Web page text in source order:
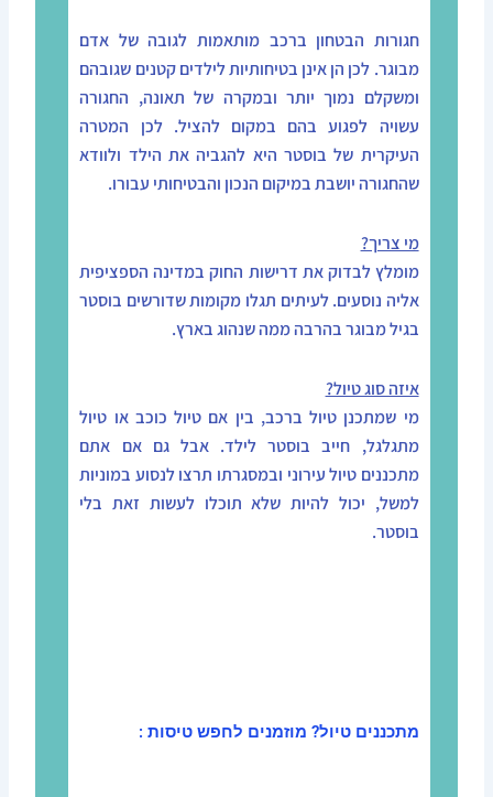
חגורות הבטחון ברכב מותאמות לגובה של אדם
מבוגר. לכן הן אינן בטיחותיות לילדים קטנים שגובהם
ומשקלם נמוך יותר ובמקרה של תאונה, החגורה
עשויה לפגוע בהם במקום להציל. לכן המטרה
העיקרית של בוסטר היא להגביה את הילד ולוודא
שהחגורה יושבת במיקום הנכון והבטיחותי עבורו.
מי צריך?
מומלץ לבדוק את דרישות החוק במדינה הספציפית
אליה נוסעים. לעיתים תגלו מקומות שדורשים בוסטר
בגיל מבוגר בהרבה ממה שנהוג בארץ.
איזה סוג טיול?
מי שמתכנן טיול ברכב, בין אם טיול כוכב או טיול
מתגלגל, חייב בוסטר לילד. אבל גם אם אתם
מתכננים טיול עירוני ובמסגרתו תרצו לנסוע במוניות
למשל, יכול להיות שלא תוכלו לעשות זאת בלי
בוסטר.
מתכננים טיול? מוזמנים לחפש טיסות :